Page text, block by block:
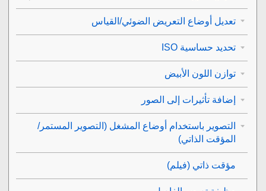
تعديل أوضاع التعريض الضوئي/القياس
تحديد حساسية ISO
توازن اللون الأبيض
إضافة تأثيرات إلى الصور
التصوير باستخدام أوضاع المشغل (التصوير المستمر/
المؤقت الذاتي)
مؤقت ذاتي (فيلم)